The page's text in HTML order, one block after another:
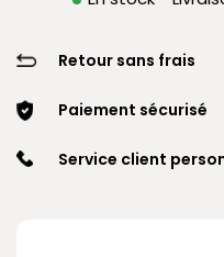
Retour sans frais
Paiement sécurisé
Service client